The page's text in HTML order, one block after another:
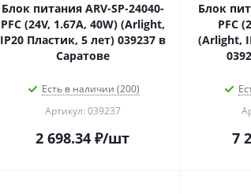
Блок питания ARV-SP-24040-
PFC (24V, 1.67A, 40W) (Arlight,
IP20 Пластик, 5 лет) 039237 в
Саратове
Есть в наличии (200)
Артикул: 039237
2 698.34 ₽/шт
Блок
PFC
(Arlight,
7